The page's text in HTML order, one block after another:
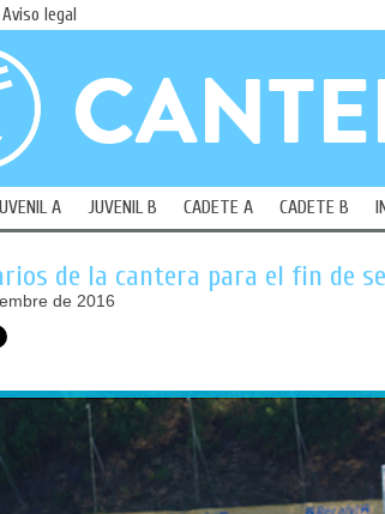
Aviso legal
A JUVENIL B CADETE A CADETE B
de la cantera para el fin de
de 2016